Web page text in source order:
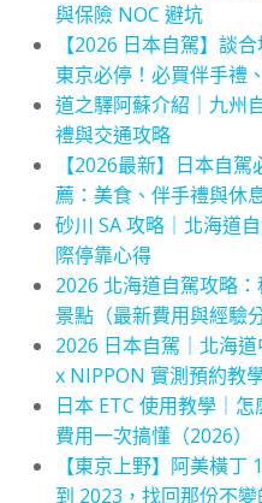
與保險 NOC 避坑
【2026 日本自駕】談
東京必停！必買伴手禮
道之驛阿蘇介紹｜九州
禮與交通攻略
【2026最新】日本自
薦：美食、伴手禮與休
砂川 SA 攻略｜北海道
際停靠心得
2026 北海道自駕攻略
景點（最新費用與經驗分
2026 日本自駕｜北海
x NIPPON 實測預約教
日本 ETC 使用教學｜
費用一次搞懂（2026）
【東京上野】阿美橫
到 2023，找回那份不